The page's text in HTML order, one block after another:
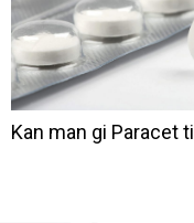
Kan man gi Paracet